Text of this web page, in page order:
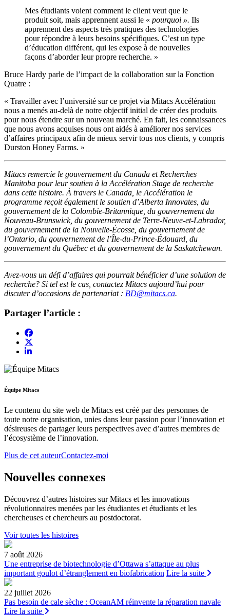
Mes étudiants voient comment le client veut que le
produit soit, mais apprennent aussi le « pourquoi ». Ils
apprennent des aspects très pratiques des technologies
pour répondre à leurs besoins spécifiques. C’est un type
d’éducation différent, qui les expose à de nouvelles
façons d’aborder leur propre recherche. »
Bruce Hardy parle de l’impact de la collaboration sur la Fonction
Quatre :
« Travailler avec l’université sur ce projet via Mitacs Accélération
nous a menés au-delà de notre objectif initial de créer des produits
pour nous étendre sur un nouveau marché. En fait, les connaissances
que nous avons acquises nous ont aidés à améliorer nos services
d’affaires principaux afin de mieux servir tous nos clients, y compris
Durston Honey Farms. »
Mitacs remercie le gouvernement du Canada et Recherches
Manitoba pour leur soutien à la Accélération Stage de recherche
dans cette histoire. À travers le Canada, le Accélération le
programme reçoit également le soutien d’Alberta Innovates, du
gouvernement de la Colombie-Britannique, du gouvernement du
Nouveau-Brunswick, du gouvernement de Terre-Neuve-et-Labrador,
du gouvernement de la Nouvelle-Écosse, du gouvernement de
l’Ontario, du gouvernement de l’Île-du-Prince-Édouard, du
gouvernement du Québec et du gouvernement de la Saskatchewan.
Avez-vous un défi d’affaires qui pourrait bénéficier d’une solution de
recherche? Si tel est le cas, contactez Mitacs aujourd’hui pour
discuter d’occasions de partenariat : BD@mitacs.ca.
Partager l’article :
Équipe Mitacs
Le contenu du site web de Mitacs est créé par des personnes de
toute notre organisation, unies dans leur passion pour l’innovation et
désireuses de partager leurs perspectives avec d’autres membres de
l’écosystème de l’innovation.
Plus de cet auteurContactez-moi
Nouvelles connexes
Découvrez d’autres histoires sur Mitacs et les innovations
révolutionnaires menées par les étudiantes et étudiants et les
chercheuses et chercheurs au postdoctorat.
Voir toutes les histoires
7 août 2026
Une entreprise de biotechnologie d’Ottawa s’attaque au plus
important goulot d’étranglement en biofabrication Lire la suite
22 juillet 2026
Pas besoin de cale sèche : OceanAM réinvente la réparation navale
Lire la suite